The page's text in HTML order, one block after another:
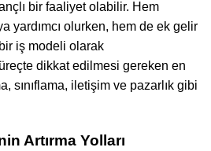
bir faaliyet olabilir. Hem
yardımcı olurken, hem de ek gelir
iş modeli olarak
dikkat edilmesi gereken en
sınıflama, iletişim ve pazarlık gibi
Artırma Yolları